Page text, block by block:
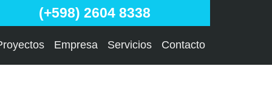
(+598) 2604 8338
Empresa Servicios Contacto